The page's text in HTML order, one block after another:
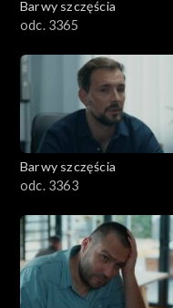
Barwy szczęścia
odc. 3365
Barwy szczęścia
odc. 3363